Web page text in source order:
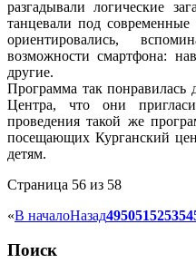
разгадывали логические
танцевали под современные
ориентировались,
возможности смартфона:
другие.
Программа так понравилась
Центра, что они
проведения такой же
посещающих Курганский
детям.
Страница 56 из 58
«В началоНазад495051525354
Поиск